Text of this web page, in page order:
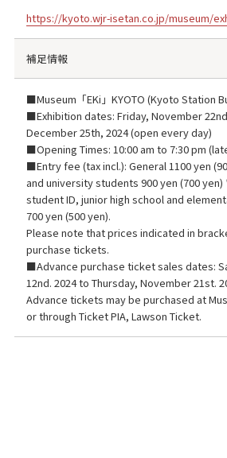
https://kyoto.wjr-isetan.co.jp/museum/
補足情報
■Museum「EKi」KYOTO (Kyoto Station
■Exhibition dates: Friday, November
December 25th, 2024 (open every day)
■Opening Times: 10:00 am to 7:30 pm
■Entry fee (tax incl.): General 1100 yen
and university students 900 yen (700
student ID, junior high school and
700 yen (500 yen).
Please note that prices indicated in
purchase tickets.
■Advance purchase ticket sales dates:
12nd. 2024 to Thursday, November 21st.
Advance tickets may be purchased at
or through Ticket PIA, Lawson Ticket.